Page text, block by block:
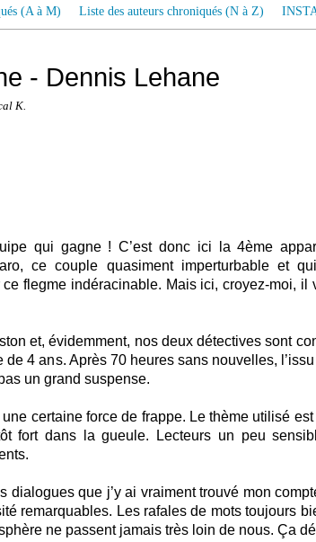
(A à M) Liste des auteurs chroniqués (N à Z)
- Dennis Lehane
K.
qui gagne ! C’est donc ici la 4ème
ce couple quasiment imperturbable et
flegme indéracinable. Mais ici, croyez-moi, il
et, évidemment, nos deux détectives sont
de 4 ans. Après 70 heures sans nouvelles,
un grand suspense.
certaine force de frappe. Le thème utilisé
fort dans la gueule. Lecteurs un peu
dialogues que j’y ai vraiment trouvé mon
remarquables. Les rafales de mots toujours
ne passent jamais très loin de nous. Ça